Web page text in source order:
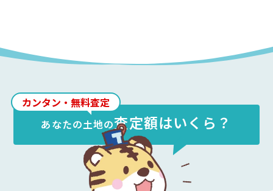
カンタン・無料査定
あなたの土地の査定額はいくら？